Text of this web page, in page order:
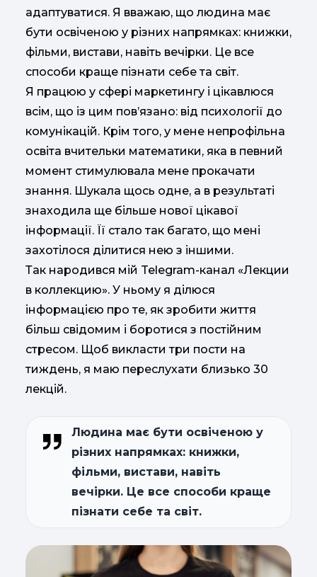
адаптуватися. Я вважаю, що людина має
бути освіченою у різних напрямках: книжки,
фільми, вистави, навіть вечірки. Це все
способи краще пізнати себе та світ.
Я працюю у сфері маркетингу і цікавлюся
всім, що із цим пов’язано: від психології до
комунікацій. Крім того, у мене непрофільна
освіта вчительки математики, яка в певний
момент стимулювала мене прокачати
знання. Шукала щось одне, а в результаті
знаходила ще більше нової цікавої
інформації. Її стало так багато, що мені
захотілося ділитися нею з іншими.
Так народився мій Telegram-канал «Лекции
в коллекцию». У ньому я ділюся
інформацією про те, як зробити життя
більш свідомим і боротися з постійним
стресом. Щоб викласти три пости на
тиждень, я маю переслухати близько 30
лекцій.
Людина має бути освіченою у
різних напрямках: книжки,
фільми, вистави, навіть
вечірки. Це все способи краще
пізнати себе та світ.